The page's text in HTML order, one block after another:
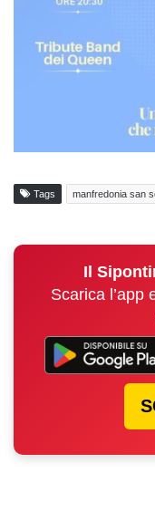
Tags manfredonia san
Il
Scarica l’app